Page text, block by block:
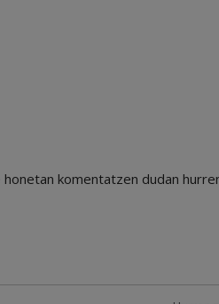
komentatzen dudan